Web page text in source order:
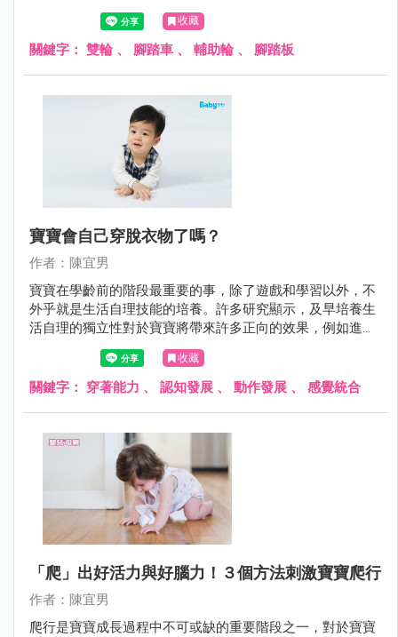
收藏
關鍵字： 雙輪 、 腳踏車 、 輔助輪 、 腳踏板
寶寶會自己穿脫衣物了嗎？
作者：陳宜男
寶寶在學齡前的階段最重要的事，除了遊戲和學習以外，不
外乎就是生活自理技能的培養。許多研究顯示，及早培養生
活自理的獨立性對於寶寶將帶來許多正向的效果，例如進入
幼兒園後可以減少分離焦慮、在團體生活中容易建立自信心
與具有責任感等，也能減少幼兒園老師的負擔。
收藏
關鍵字： 穿著能力 、 認知發展 、 動作發展 、 感覺統合
「爬」出好活力與好腦力！３個方法刺激寶寶爬行
作者：陳宜男
爬行是寶寶成長過程中不可或缺的重要階段之一，對於寶寶